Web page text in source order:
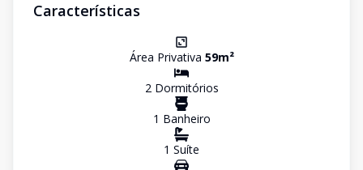
Características
Área Privativa 59m²
2Dormitórios
1 Banheiro
1 Suíte